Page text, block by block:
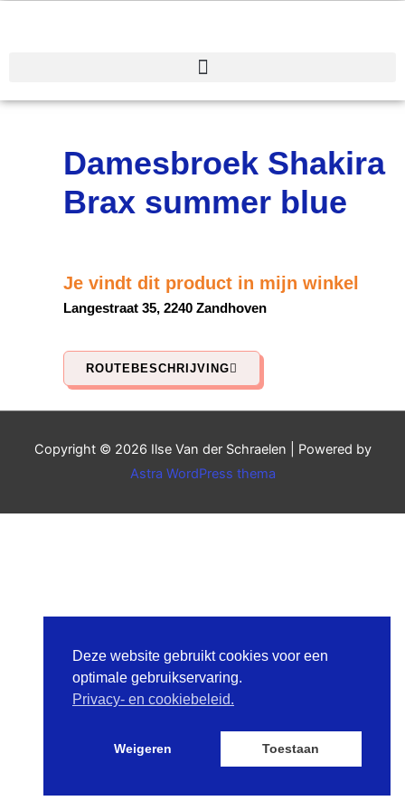
Damesbroek Shakira
Brax summer blue
Je vindt dit product in mijn winkel
Langestraat 35, 2240 Zandhoven
ROUTEBESCHRIJVING
Copyright © 2026 Ilse Van der Schraelen | Powered by
Astra WordPress thema
Deze website gebruikt cookies voor een
optimale gebruikservaring.
Privacy- en cookiebeleid.
Weigeren Toestaan